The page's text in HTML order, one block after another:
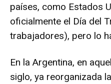
países, como Estados
oficialmente el Día del
trabajadores), pero lo
En la Argentina, en
siglo, ya reorganizada